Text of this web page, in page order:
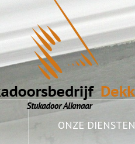
ONZE DIENSTEN